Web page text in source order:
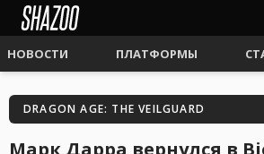
НОВОСТИ ПЛАТФОРМЫ
DRAGON AGE: THE VEILGUARD
Марк Дарра вернулся в